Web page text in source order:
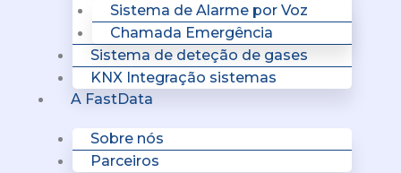
Sistema de Alarme por Voz
Chamada Emergência
Sistema de deteção de gases
KNX Integração sistemas
A FastData
Sobre nós
Parceiros